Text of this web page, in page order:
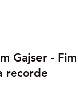
Gajser - Fim
recorde